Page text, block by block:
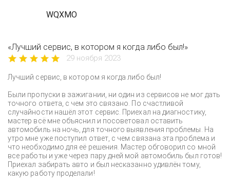
WQXMO
«Лучший сервис, в котором я когда либо был!»
29 ноября 2023
Лучший сервис, в котором я когда либо был!
Были пропуски в зажигании, ни один из сервисов не мог дать
точного ответа, с чем это связано. По счастливой
случайности нашёл этот сервис. Приехал на диагностику,
мастер всё мне объяснил и посоветовал оставить
автомобиль на ночь, для точного выявления проблемы. На
утро мне уже поступил ответ, с чем связана эта проблема и
что необходимо для её решения. Мастер обговорил со мной
все работы и уже через пару дней мой автомобиль был готов!
Приехал забирать авто и был несказанно удивлён тому,
какую работу проделали!